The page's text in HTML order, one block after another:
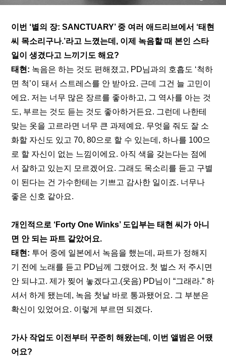
이번 ‘별의 장: SANCTUARY’ 중 여러 애드리브에서 ‘태현
씨 목소리구나.’라고 느꼈는데, 이제 녹음할 때 본인 스타
일이 생겼다고 느끼기도 해요?
태현: 녹음은 하는 것도 편해졌고, PD님과의 호흡도 ‘척하
면 척’이 돼서 스트레스를 안 받아요. 근데 그건 늘 고민이
에요. 저는 너무 많은 장르를 좋아하고, 그 역사를 아는 것
도, 부르는 것도 듣는 것도 좋아하거든요. 그런데 나한테
맞는 옷을 고르라면 너무 큰 과제예요. 무엇을 줘도 잘 소
화할 자신도 있고 70, 80으로 할 수 있는데, 하나를 100으
로 할 자신이 없는 느낌이에요. 아직 색을 갖는다는 점에
서 잘하고 있는지 모르겠어요. 그래도 목소리를 듣고 구별
이 된다는 건 가수한테는 기쁘고 감사한 일이죠. 너무나
좋은 신호 같아요.
개인적으로 ‘Forty One Winks’ 도입부는 태현 씨가 아니
면 안 되는 파트 같았어요.
태현: 투어 중에 일본에서 녹음을 했는데, 파트가 정해지
기 전에 노래를 듣고 PD님께 그랬어요. 첫 벌스 저 주시면
안 되냐고. 제가 찢어 놓겠다고.(웃음) PD님이 “그래라.” 하
셔서 하게 됐는데, 녹음 첫날 바로 통과됐어요. 그 부분은
확신이 있었어요. 이렇게 부르면 되겠다.
가사 작업도 이전부터 꾸준히 해왔는데, 이번 앨범은 어땠
어요?